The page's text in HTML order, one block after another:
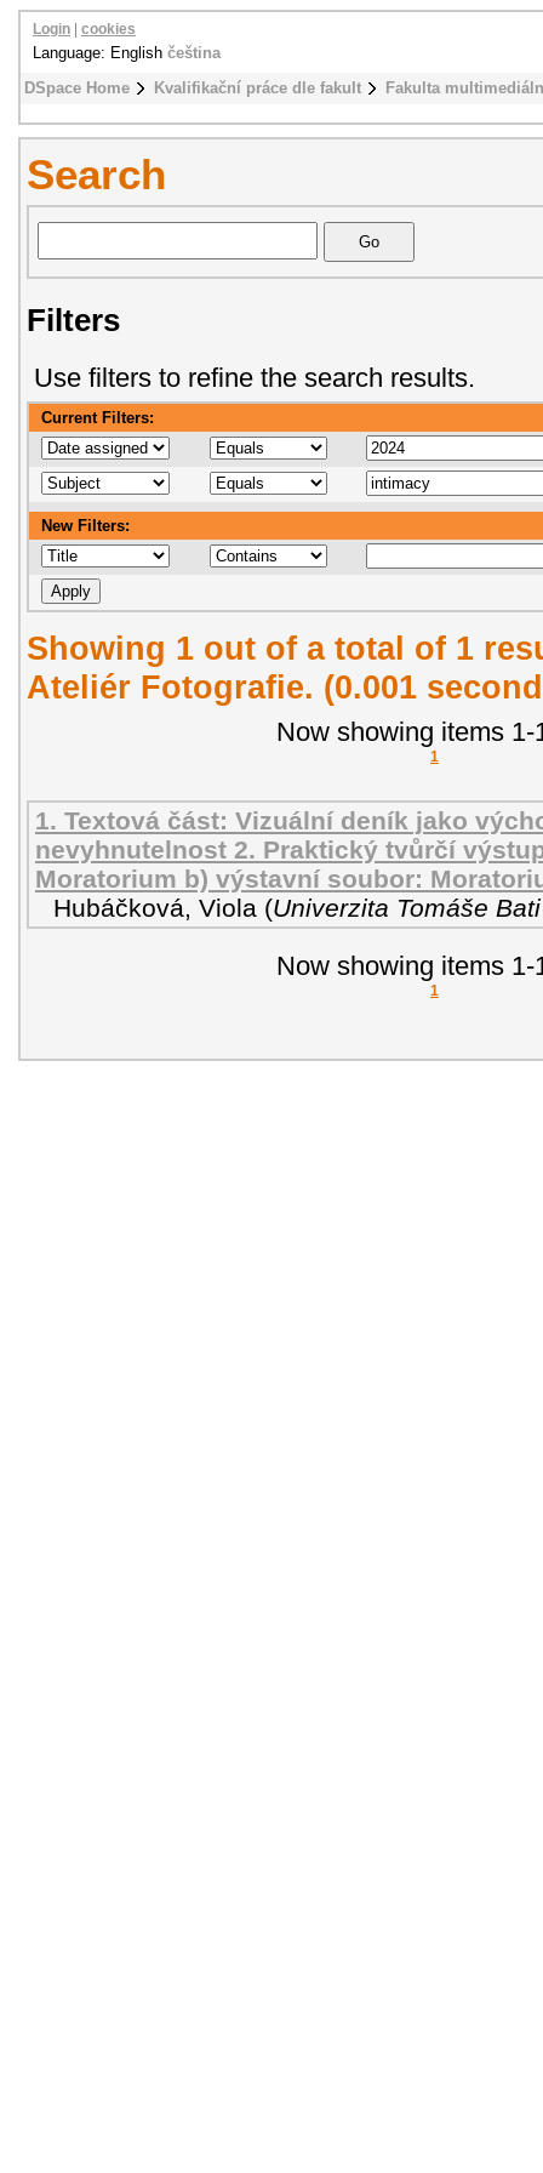
DSpace Home Kvalifikační práce dle fakult Fakulta
Login cookies
Language: English čeština
Search
Filters
Use filters to refine the search results.
Current Filters:
New Filters:
Showing 1 out of a total of 1
Ateliér Fotografie. (0.001
Now showing items 1-
1
1. Textová část: Vizuální deník jako
nevyhnutelnost 2. Praktický tvůrčí
Moratorium b) výstavní soubor:
Hubáčková, Viola (Univerzita Tomáše
Now showing items 1-
1